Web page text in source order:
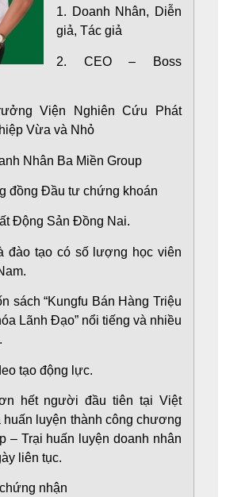
1. Doanh Nhân, Diễn
giả, Tác giả
2. CEO – Boss
Viện Nghiên Cứu Phát
Vừa và Nhỏ
Nhân Ba Miền Group
đồng Đầu tư chứng khoán
Động Sản Đồng Nai.
đào tạo có số lượng học viên
sách “Kungfu Bán Hàng Triệu
Lãnh Đạo” nổi tiếng và nhiều
tạo động lực.
hết người đầu tiên tại Việt
huấn luyện thành công chương
– Trại huấn luyện doanh nhân
liên tục.
nhận